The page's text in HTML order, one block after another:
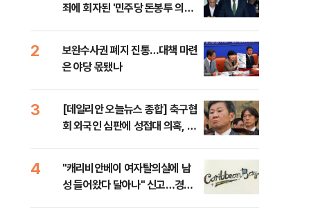
죄에 회자된 '민주당 돈봉투 의
2
보완수사권 폐지 진통…대책 마련
은 야당 몫됐나
3
[데일리안 오늘뉴스 종합] 축구협
회 외국인 심판에 성접대 의혹, 李
이닉스 프리마켓 시초가 논란 재
점화, 김민석 "과반 승리 가능성
99%" 등
4
"캐리비안베이 여자탈의실에 남
성 들어왔다 달아나" 신고…경찰,